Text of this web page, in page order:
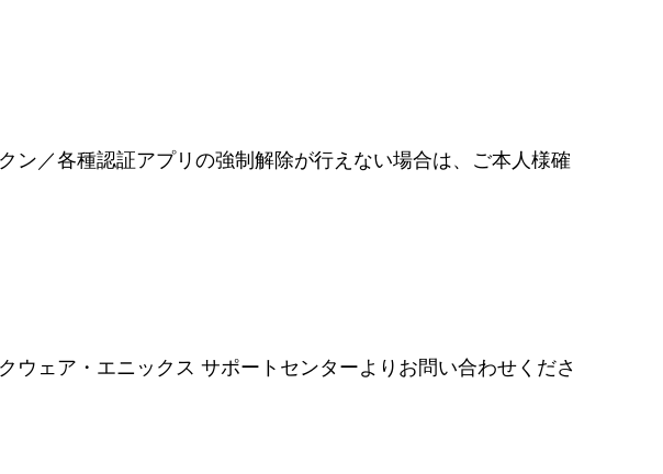
ン／各種認証アプリの強制解除が行えない場合は、ご本人様確
ェア・エニックス サポートセンターよりお問い合わせくださ